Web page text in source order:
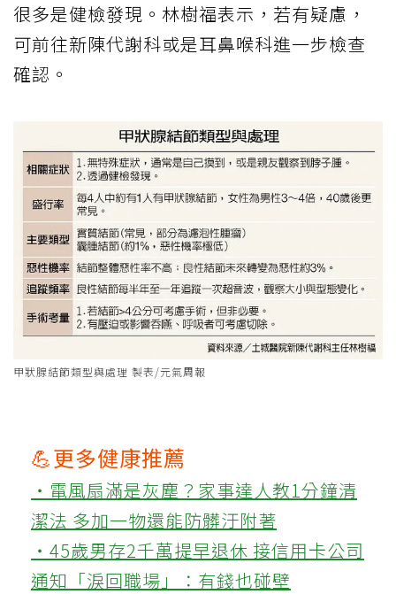
很多是健檢發現。林樹福表示，若有疑慮，
可前往新陳代謝科或是耳鼻喉科進一步檢查
確認。
甲狀腺結節類型與處理 製表/元氣周報
💪更多健康推薦
‧電風扇滿是灰塵？家事達人教1分鐘清
潔法 多加一物還能防髒汙附著
‧45歲男存2千萬提早退休 接信用卡公司
通知「淚回職場」：有錢也碰壁